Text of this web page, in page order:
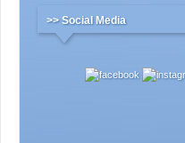
>> Social Media